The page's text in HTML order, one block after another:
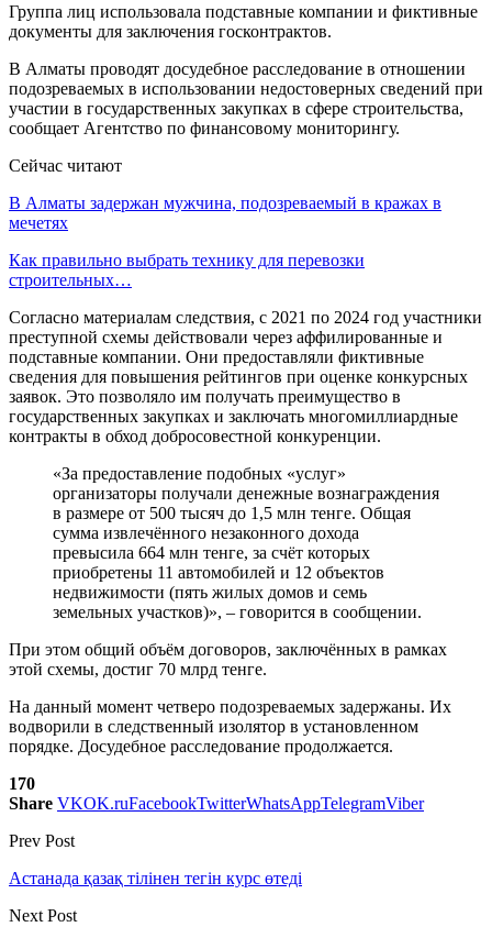
Группа лиц использовала подставные компании и фиктивные
документы для заключения госконтрактов.
В Алматы проводят досудебное расследование в отношении
подозреваемых в использовании недостоверных сведений при
участии в государственных закупках в сфере строительства,
сообщает Агентство по финансовому мониторингу.
Сейчас читают
В Алматы задержан мужчина, подозреваемый в кражах в
мечетях
Как правильно выбрать технику для перевозки
строительных…
Согласно материалам следствия, с 2021 по 2024 год участники
преступной схемы действовали через аффилированные и
подставные компании. Они предоставляли фиктивные
сведения для повышения рейтингов при оценке конкурсных
заявок. Это позволяло им получать преимущество в
государственных закупках и заключать многомиллиардные
контракты в обход добросовестной конкуренции.
«За предоставление подобных «услуг»
организаторы получали денежные вознаграждения
в размере от 500 тысяч до 1,5 млн тенге. Общая
сумма извлечённого незаконного дохода
превысила 664 млн тенге, за счёт которых
приобретены 11 автомобилей и 12 объектов
недвижимости (пять жилых домов и семь
земельных участков)», – говорится в сообщении.
При этом общий объём договоров, заключённых в рамках
этой схемы, достиг 70 млрд тенге.
На данный момент четверо подозреваемых задержаны. Их
водворили в следственный изолятор в установленном
порядке. Досудебное расследование продолжается.
170
Share VKOK.ruFacebookTwitterWhatsAppTelegramViber
Prev Post
Астанада қазақ тілінен тегін курс өтеді
Next Post